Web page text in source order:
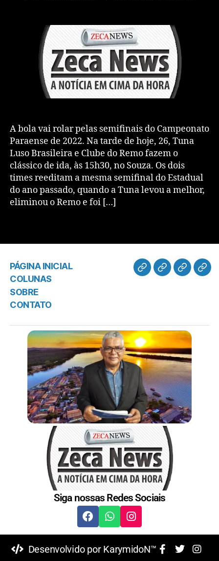
A bola vai rolar pelas semifinais do Campeonato
Paraense de 2022. Na tarde de hoje, 26, Tuna
Luso Brasileira e Clube do Remo fazem o
clássico de ida, às 15h30, no Souza. Os dois
times reeditam a mesma semifinal do Estadual
do ano passado, quando a Tuna levou a melhor,
eliminou o Remo e foi […]
PÁGINA INICIAL
COLUNAS
SOBRE
CONTATO
Siga nossas Redes Sociais
Desenvolvido por KarymidoN™